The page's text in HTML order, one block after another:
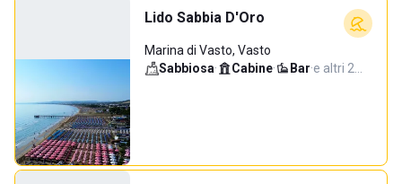
Lido Sabbia D'Oro
Marina di Vasto, Vasto
Sabbiosa· Cabine· Bar·e altri 2…